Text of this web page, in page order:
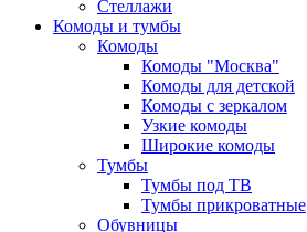
Стеллажи
Комоды и тумбы
Комоды
Комоды "Москва"
Комоды для детской
Комоды с зеркалом
Узкие комоды
Широкие комоды
Тумбы
Тумбы под ТВ
Тумбы прикроватные
Обувницы